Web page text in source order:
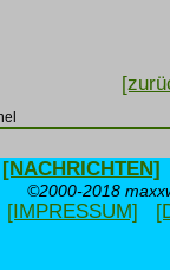
[NACHRICHTEN]
©2000-2018
[IMPRESSUM]